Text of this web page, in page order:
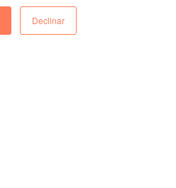
Declinar